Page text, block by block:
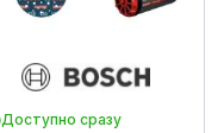
Доступно сразу